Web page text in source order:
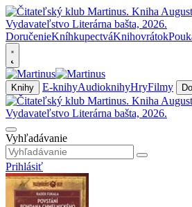
DoručenieKníhkupectváKnihovrátok
Knihy E-knihyAudioknihyHryFilmy
Vyhľadávanie
Prihlásiť